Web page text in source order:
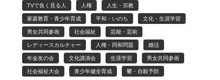
TVで良く見る人 人権 人生・宗教
家庭教育・青少年育成 平和・いのち 文化・生涯学習
男女共同参画 社会福祉 芸能・芸術
レディースカルチャー 人権・同和問題 婚活
年金友の会 文化講演会 生涯学習 男女共同参画
社会福祉大会 青少年健全育成 鬱・自殺予防